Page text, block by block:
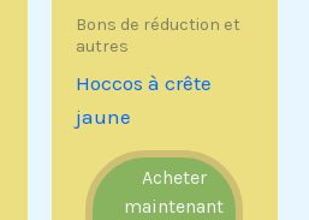
Bons de réduction et
autres
Hoccos à crête
jaune
Acheter
maintenant